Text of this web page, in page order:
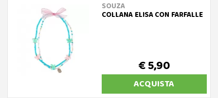
SOUZA
COLLANA ELISA CON FARFALLE
€ 5,90
ACQUISTA